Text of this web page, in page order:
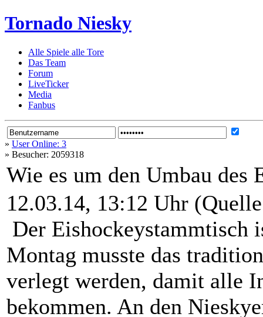
Tornado Niesky
Alle Spiele alle Tore
Das Team
Forum
LiveTicker
Media
Fanbus
» User Online: 3
» Besucher: 2059318
Wie es um den Umbau des
12.03.14, 13:12 Uhr
Der
Montag musste das
verlegt werden, damit alle
bekommen. An den